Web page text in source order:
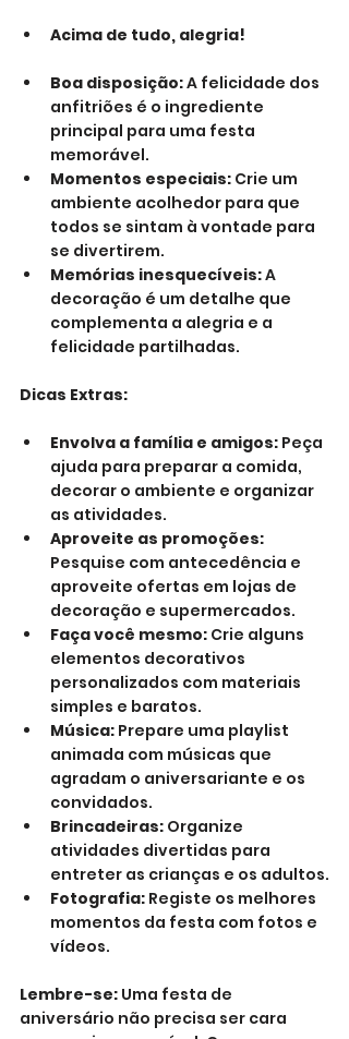
Acima de tudo, alegria!
Boa disposição: A felicidade dos
anfitriões é o ingrediente
principal para uma festa
memorável.
Momentos especiais: Crie um
ambiente acolhedor para que
todos se sintam à vontade para
se divertirem.
Memórias inesquecíveis: A
decoração é um detalhe que
complementa a alegria e a
felicidade partilhadas.
Dicas Extras:
Envolva a família e amigos: Peça
ajuda para preparar a comida,
decorar o ambiente e organizar
as atividades.
Aproveite as promoções:
Pesquise com antecedência e
aproveite ofertas em lojas de
decoração e supermercados.
Faça você mesmo: Crie alguns
elementos decorativos
personalizados com materiais
simples e baratos.
Música: Prepare uma playlist
animada com músicas que
agradam o aniversariante e os
convidados.
Brincadeiras: Organize
atividades divertidas para
entreter as crianças e os adultos.
Fotografia: Registe os melhores
momentos da festa com fotos e
vídeos.
Lembre-se: Uma festa de
aniversário não precisa ser cara